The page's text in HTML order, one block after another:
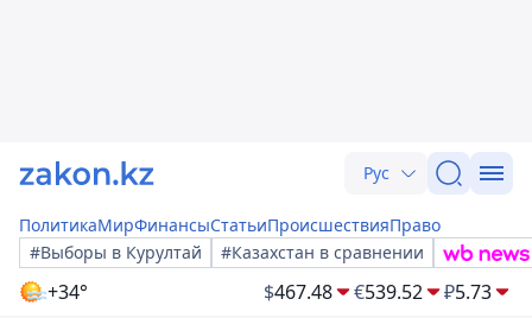
Рус
ПолитикаМирФинансыСтатьиПроисшествияПраво
#Выборы в Курултай
#Казахстан в сравнении
+34° $467.48 €539.52 ₽5.73